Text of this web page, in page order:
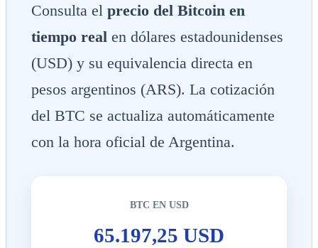
Consulta el precio del Bitcoin en
tiempo real en dólares estadounidenses
(USD) y su equivalencia directa en
pesos argentinos (ARS). La cotización
del BTC se actualiza automáticamente
con la hora oficial de Argentina.
BTC EN USD
65.197,25 USD